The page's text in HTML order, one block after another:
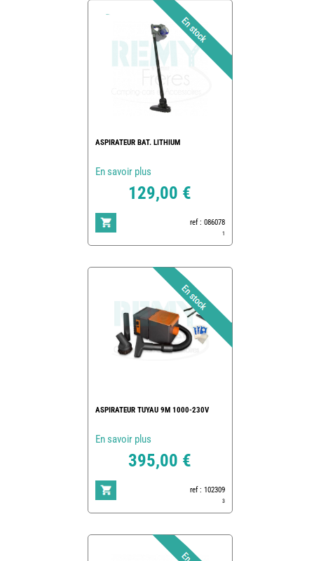
ASPIRATEUR BAT. LITHIUM
En savoir plus
129,00 €
ref : 086078
1
ASPIRATEUR TUYAU 9M 1000-230V
En savoir plus
395,00 €
ref : 102309
3